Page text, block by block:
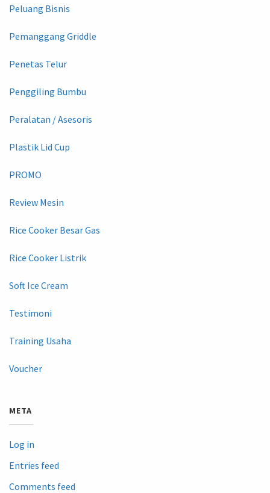
Peluang Bisnis
Pemanggang Griddle
Penetas Telur
Penggiling Bumbu
Peralatan / Asesoris
Plastik Lid Cup
PROMO
Review Mesin
Rice Cooker Besar Gas
Rice Cooker Listrik
Soft Ice Cream
Testimoni
Training Usaha
Voucher
META
Log in
Entries feed
Comments feed